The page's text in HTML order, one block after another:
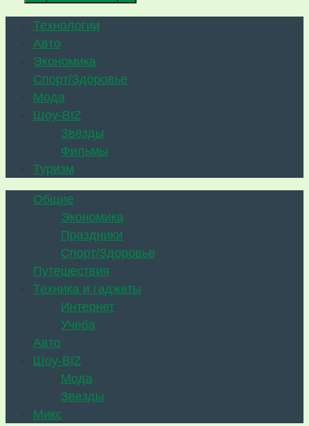
Технологии
Авто
Экономика
Спорт/Здоровье
Мода
Шоу-BIZ
Звезды
Фильмы
Туризм
Общие
Экономика
Праздники
Спорт/Здоровье
Путешествия
Техника и гаджеты
Интернет
Учеба
Авто
Шоу-BIZ
Мода
Звезды
Микс